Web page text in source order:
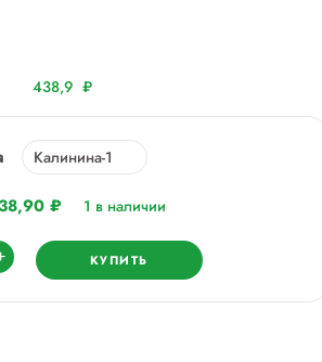
438,9₽
₽ 1 в наличии
КУПИТЬ